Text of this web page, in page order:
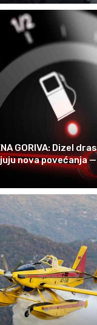
GORIVA: Dizel
nova povećanja